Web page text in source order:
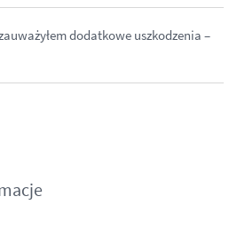
dodatkowe uszkodzenia –